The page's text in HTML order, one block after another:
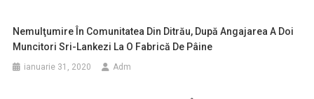
Nemulţumire În Comunitatea Din Ditrău, După Angajarea A Doi
Muncitori Sri-Lankezi La O Fabrică De Pâine
ianuarie 31, 2020 Adm